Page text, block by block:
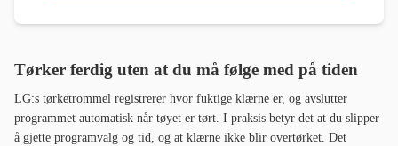
Tørker ferdig uten at du må følge med på tiden
LG:s tørketrommel registrerer hvor fuktige klærne er, og avslutter
programmet automatisk når tøyet er tørt. I praksis betyr det at du slipper
å gjette programvalg og tid, og at klærne ikke blir overtørket. Det